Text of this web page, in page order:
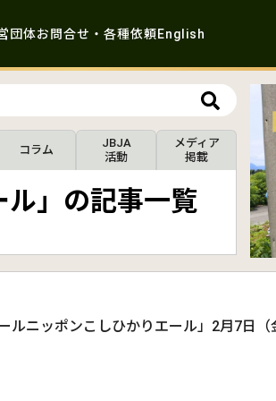
団体お問合せ・各種依頼English
コラム
JBJA
活動
メディア
掲載
ル」の記事一覧
ルニッポンこしひかりエール」2月7日（